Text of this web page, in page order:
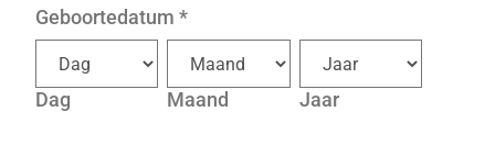
Geboortedatum *
Dag Maand Jaar